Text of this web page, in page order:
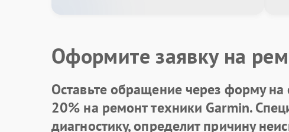
Оформите заявку на
Оставьте обращение через форму на
20% на ремонт техники Garmin.
диагностику, определит причину